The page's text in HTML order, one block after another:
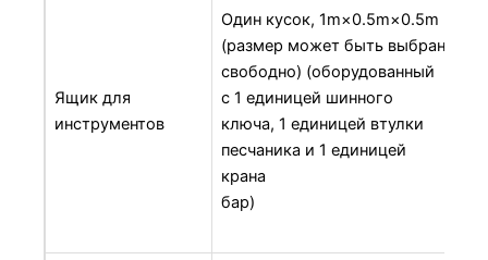
Ящик для
инструментов
Один кусок, 1m×0.5m×0.5m
(размер может быть выбран
свободно) (оборудованный
с 1 единицей шинного
ключа, 1 единицей втулки
песчаника и 1 единицей
крана
бар)